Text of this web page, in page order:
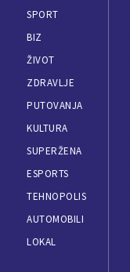
SPORT
BIZ
ŽIVOT
ZDRAVLJE
PUTOVANJA
KULTURA
SUPERŽENA
ESPORTS
TEHNOPOLIS
AUTOMOBILI
LOKAL